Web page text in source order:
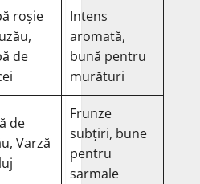
roșie
de
Intens
aromată,
bună pentru
murături
de
Varză
Frunze
subțiri, bune
pentru
sarmale